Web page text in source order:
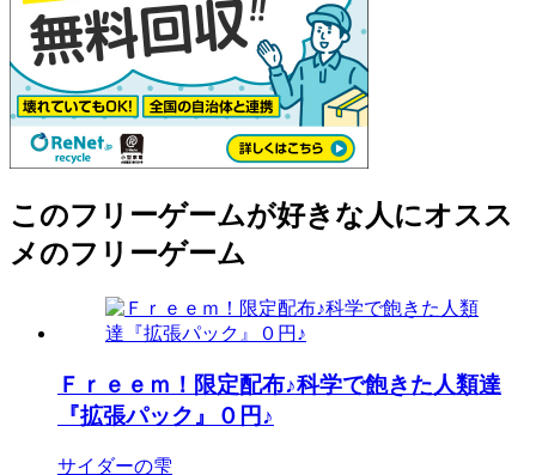
このフリーゲームが好きな人にオスス
メのフリーゲーム
Ｆｒｅｅｍ！限定配布♪科学で飽きた人類達
『拡張パック』０円♪
サイダーの雫